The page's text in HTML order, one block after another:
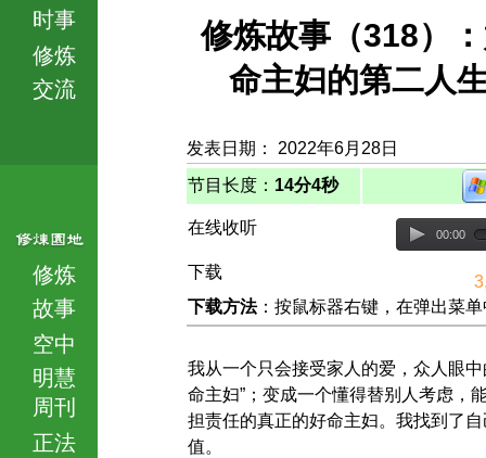
时事
修炼
交流
修炼
故事
空中
明慧
周刊
正法
修炼故事（318）
命主妇的第二人
发表日期： 2022年6月28日
节目长度： 14分4秒
在线收听 00:00
下载
下载方法：按鼠标器右键，在弹出菜
我从一个只会接受家人的爱，众人眼中
命主妇”；变成一个懂得替别人考虑，
担责任的真正的好命主妇。我找到了
值。